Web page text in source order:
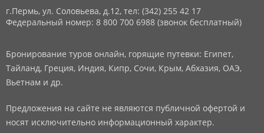
г.Пермь, ул. Соловьева, д.12, тел: (342) 255 42 17
Федеральный номер: 8 800 700 6988 (звонок бесплатный)
Бронирование туров онлайн, горящие путевки: Египет,
Тайланд, Греция, Индия, Кипр, Сочи, Крым, Абхазия, ОАЭ,
Вьетнам и др.
Предложения на сайте не являются публичной офертой и
носят исключительно информационный характер.